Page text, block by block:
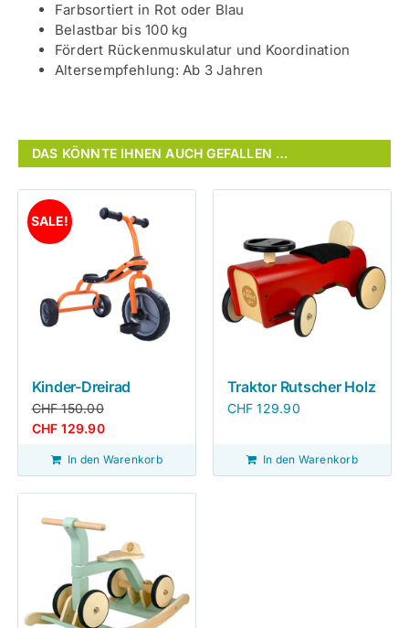
Farbsortiert in Rot oder Blau
Belastbar bis 100 kg
Fördert Rückenmuskulatur und Koordination
Altersempfehlung: Ab 3 Jahren
DAS KÖNNTE IHNEN AUCH GEFALLEN …
SALE!
Kinder-Dreirad
CHF150.00
CHF 129.90
In den Warenkorb
Traktor Rutscher Holz
CHF 129.90
In den Warenkorb